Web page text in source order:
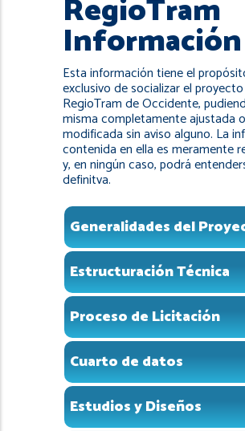
RegioTram
Información
Esta información tiene el
exclusivo de socializar el proyecto
RegioTram de Occidente,
misma completamente ajustada o
modificada sin aviso alguno. La
contenida en ella es meramente
y, en ningún caso, podrá
definitva.
Generalidades del
Estructuración Técnica
Proceso de Licitación
Cuarto de datos
Estudios y Diseños